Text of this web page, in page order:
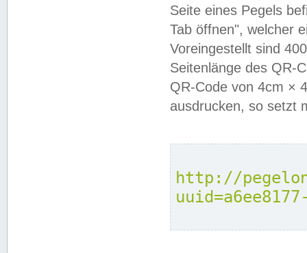
Seite eines Pegels
Tab öffnen", welcher
Voreingestellt sind
Seitenlänge des QR-
QR-Code von 4cm ×
ausdrucken, so setzt
http://